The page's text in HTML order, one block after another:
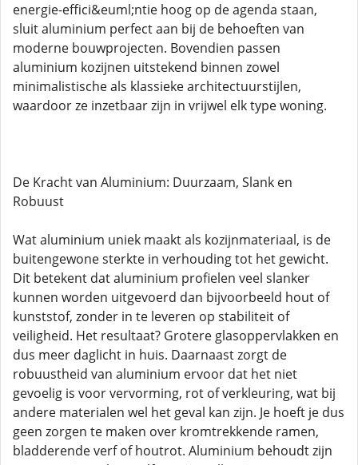
energie-effici&euml;ntie hoog op de agenda staan,
sluit aluminium perfect aan bij de behoeften van
moderne bouwprojecten. Bovendien passen
aluminium kozijnen uitstekend binnen zowel
minimalistische als klassieke architectuurstijlen,
waardoor ze inzetbaar zijn in vrijwel elk type woning.
De Kracht van Aluminium: Duurzaam, Slank en
Robuust
Wat aluminium uniek maakt als kozijnmateriaal, is de
buitengewone sterkte in verhouding tot het gewicht.
Dit betekent dat aluminium profielen veel slanker
kunnen worden uitgevoerd dan bijvoorbeeld hout of
kunststof, zonder in te leveren op stabiliteit of
veiligheid. Het resultaat? Grotere glasoppervlakken en
dus meer daglicht in huis. Daarnaast zorgt de
robuustheid van aluminium ervoor dat het niet
gevoelig is voor vervorming, rot of verkleuring, wat bij
andere materialen wel het geval kan zijn. Je hoeft je dus
geen zorgen te maken over kromtrekkende ramen,
bladderende verf of houtrot. Aluminium behoudt zijn